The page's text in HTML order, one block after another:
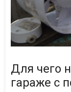
Для чего
гараже с